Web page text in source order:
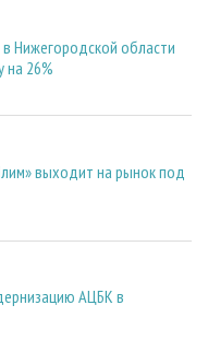
Нижегородской области
на 26%
выходит на рынок под
АЦБК в